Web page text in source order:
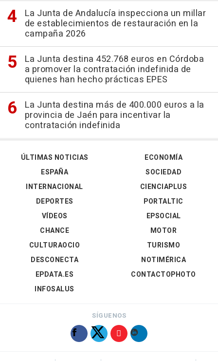
La Junta de Andalucía inspecciona un millar
de establecimientos de restauración en la
campaña 2026
La Junta destina 452.768 euros en Córdoba
a promover la contratación indefinida de
quienes han hecho prácticas EPES
La Junta destina más de 400.000 euros a la
provincia de Jaén para incentivar la
contratación indefinida
ÚLTIMAS NOTICIAS
ESPAÑA
INTERNACIONAL
DEPORTES
VÍDEOS
ECONOMÍA
SOCIEDAD
CIENCIAPLUS
PORTALTIC
EPSOCIAL
CHANCE
CULTURAOCIO
DESCONECTA
EPDATA.ES
INFOSALUS
MOTOR
TURISMO
NOTIMÉRICA
CONTACTOPHOTO
SÍGUENOS